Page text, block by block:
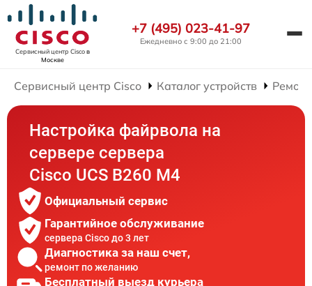
Сервисный центр Ciscoв
Москве
+7 (495) 023-41-97
Ежедневно с 9:00 до 21:00
Сервисный центр Cisco Каталог устройств
Настройка файрвола на
сервере сервера
Cisco UCS B260 M4
Официальный сервис
Гарантийное обслуживание
сервера Cisco до 3 лет
Диагностика за наш счет,
ремонт по желанию
Бесплатный выезд курьера